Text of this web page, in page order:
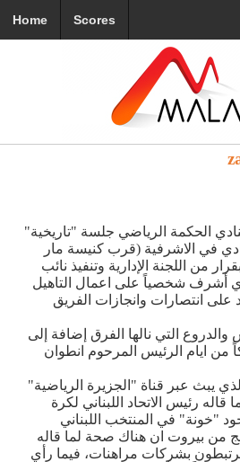
Home Scores
الحكمة الرياضي جلسة "تاريخية"
في الاشرفية (قرب كنيسة مار
من اللجنة الإدارية وتنفيذ نائب
أشرف شخصياً على اعمال التاهيل
على انتصارات وانجازات الفريق
التي نالها الفرق إضافة إلى
ايام الرئيس المرحوم انطوان
يبث عبر قناة "الجزيرة الرياضية"
قاله رئيس الاتحاد اللبناني لكرة
"خونة" في المنتخب اللبناني
من بيروت ان هناك صحة لما قاله
بشركات مراهنات، فيما رأي